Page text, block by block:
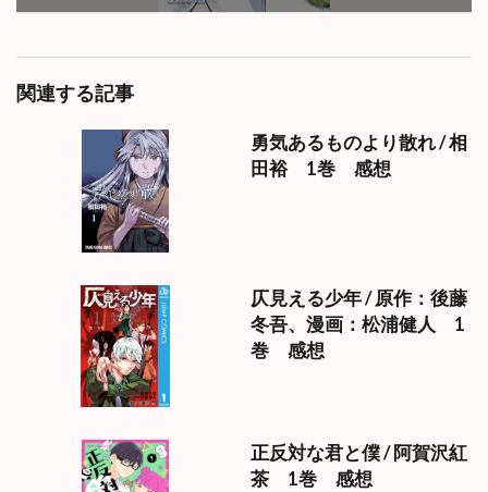
関連する記事
勇気あるものより散れ / 相
田裕 1巻 感想
仄見える少年 / 原作：後藤
冬吾、漫画：松浦健人 1
巻 感想
正反対な君と僕 / 阿賀沢紅
茶 1巻 感想